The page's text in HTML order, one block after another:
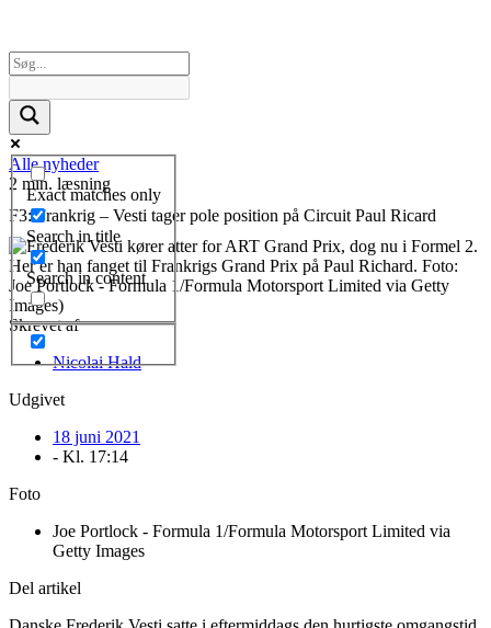
Exact matches only
Search in title
Search in content
Alle nyheder
2 min. læsning
F3: Frankrig – Vesti tager pole position på Circuit Paul Ricard
Skrevet af
Nicolai Hald
Udgivet
18 juni 2021
- Kl. 17:14
Foto
Joe Portlock - Formula 1/Formula Motorsport Limited via
Getty Images
Del artikel